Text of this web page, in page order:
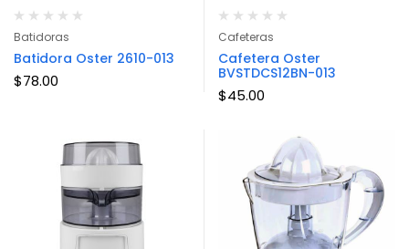
Batidoras
Batidora Oster 2610-013
$78.00
Cafeteras
Cafetera Oster
BVSTDCS12BN-013
$45.00